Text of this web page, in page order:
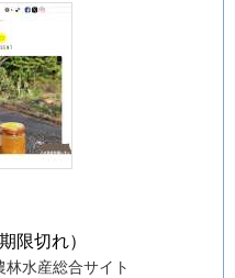
限切れ）
水産総合サイト